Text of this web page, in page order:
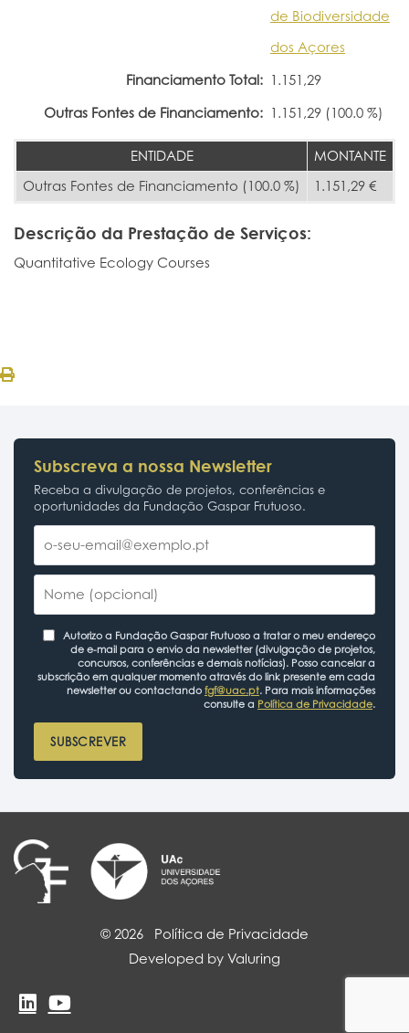
de Biodiversidade
dos Açores
Financiamento Total: 1.151,29
Outras Fontes de Financiamento: 1.151,29 (100.0 %)
ENTIDADE
MONTANTE
Outras Fontes de Financiamento (100.0 %)
1.151,29 €
Descrição da Prestação de Serviços:
Quantitative Ecology Courses
Subscreva a nossa Newsletter
Receba a divulgação de projetos, conferências e
oportunidades da Fundação Gaspar Frutuoso.
Autorizo a Fundação Gaspar Frutuoso a tratar o meu endereço
de e-mail para o envio da newsletter (divulgação de projetos,
concursos, conferências e demais notícias). Posso cancelar a
subscrição em qualquer momento através do link presente em cada
newsletter ou contactando fgf@uac.pt. Para mais informações
consulte a Política de Privacidade.
SUBSCREVER
© 2026 Política de Privacidade
Developed by Valuring